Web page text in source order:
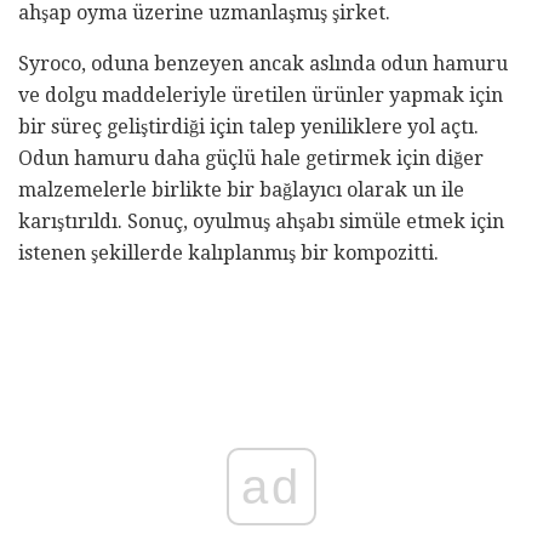
ahşap oyma üzerine uzmanlaşmış şirket.
Syroco, oduna benzeyen ancak aslında odun hamuru
ve dolgu maddeleriyle üretilen ürünler yapmak için
bir süreç geliştirdiği için talep yeniliklere yol açtı.
Odun hamuru daha güçlü hale getirmek için diğer
malzemelerle birlikte bir bağlayıcı olarak un ile
karıştırıldı. Sonuç, oyulmuş ahşabı simüle etmek için
istenen şekillerde kalıplanmış bir kompozitti.
ad